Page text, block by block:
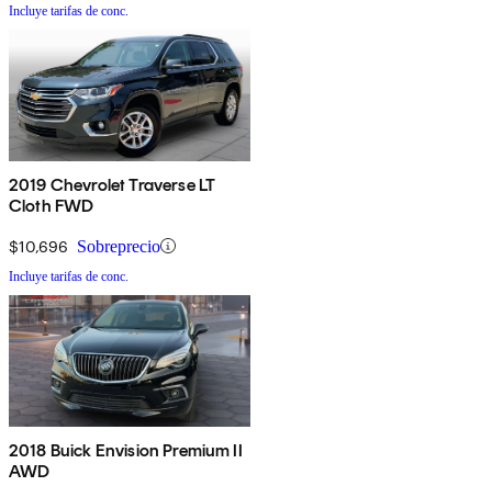
Incluye tarifas de conc.
2019 Chevrolet Traverse LT
Cloth FWD
$10,696 Sobreprecio
Incluye tarifas de conc.
2018 Buick Envision Premium II
AWD